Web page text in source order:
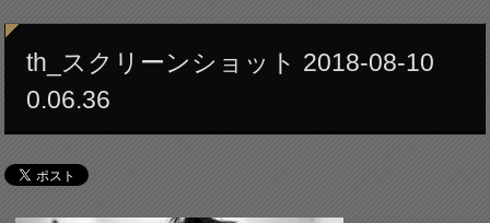
th_スクリーンショット 2018-08-10
0.06.36